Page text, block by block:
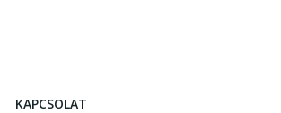
KAPCSOLAT